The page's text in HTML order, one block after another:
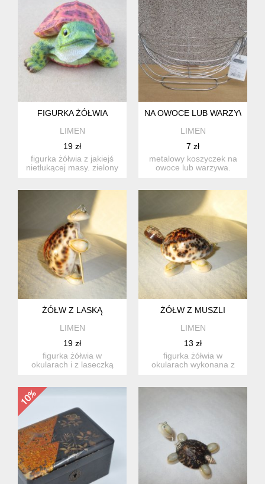
FIGURKA ŻÓŁWIA
LIMEN
19 zł
figurka żółwia z jakiejś
nietłukącej masy. zielony
NA OWOCE LUB WARZYWA
LIMEN
7 zł
metalowy koszyczek na
owoce lub warzywa.
ŻÓŁW Z LASKĄ
LIMEN
19 zł
figurka żółwia w
okularach i z laseczką
ŻÓŁW Z MUSZLI
LIMEN
13 zł
figurka żółwia w
okularach wykonana z